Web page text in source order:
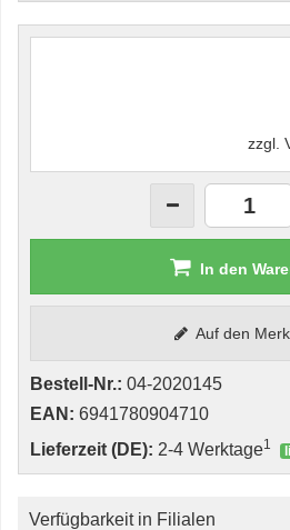
zzgl.
In den
Auf den
Bestell-Nr.: 04-2020145
EAN: 6941780904710
Lieferzeit (DE): 2-4 Werktage1
Verfügbarkeit in Filialen